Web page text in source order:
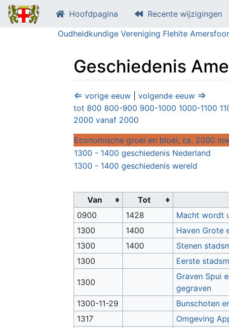
Hoofdpagina Recente wijzigingen
Oudheidkundige Vereniging Flehite
Geschiedenis
Ga naar:navigatie ,zoeken
⇐ vorige eeuw volgende eeuw ⇒
tot 800 800-900 900-1000 1000-1100
2000 vanaf 2000
Economische groei en bloei; ca. 2000
1300 - 1400 geschiedenis Nederland
1300 - 1400 geschiedenis wereld
Van Tot
0900
1428
Macht wordt
1300
1400
Haven Grote
1300
1400
Stenen
1300
Eerste
1300
Graven Spui
gegraven
1300-11-29
Bunschoten
1317
Omgeving